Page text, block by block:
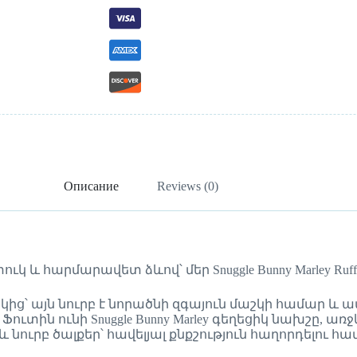
Описание Reviews (0)
ձևով՝ մեր Snuggle Bunny Marley
այն նուրբ է նորածնի զգայուն մաշկի համար և
ունի Snuggle Bunny Marley գեղեցիկ նախշը,
ծալքեր՝ հավելյալ քնքշություն հաղորդելու